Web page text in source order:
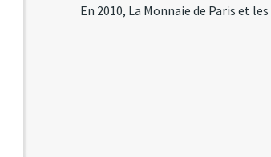
En 2010, La Monnaie de Paris et les